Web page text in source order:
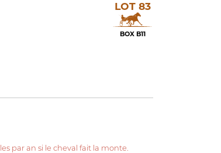
LOT 83
BOX B11
par an si le cheval fait la monte.